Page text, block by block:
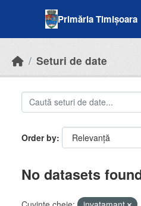
Primăria Timișoara
Seturi de date
Order by
No datasets